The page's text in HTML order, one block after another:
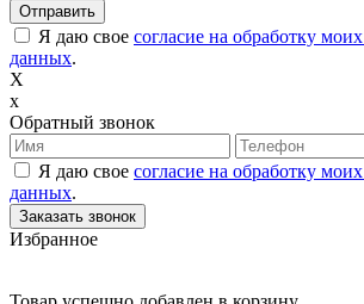
Я даю свое согласие на обработку
данных.
X
x
Обратный звонок
Я даю свое согласие на обработку
данных.
Избранное